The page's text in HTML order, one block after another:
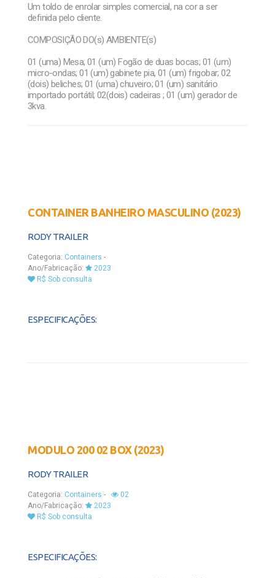
Um toldo de enrolar simples comercial, na cor a ser
definida pelo cliente.
COMPOSIÇÃO DO(s) AMBIENTE(s)
01 (uma) Mesa; 01 (um) Fogão de duas bocas; 01 (um)
micro-ondas; 01 (um) gabinete pia, 01 (um) frigobar; 02
(dois) beliches; 01 (uma) chuveiro; 01 (um) sanitário
importado portátil; 02(dois) cadeiras ; 01 (um) gerador de
3kva.
CONTAINER BANHEIRO MASCULINO (2023)
RODY TRAILER
Categoria: Containers -
Ano/Fabricação:
2023
R$ Sob consulta
ESPECIFICAÇÕES:
MODULO 200 02 BOX (2023)
RODY TRAILER
Categoria: Containers -
02
Ano/Fabricação:
2023
R$ Sob consulta
ESPECIFICAÇÕES: